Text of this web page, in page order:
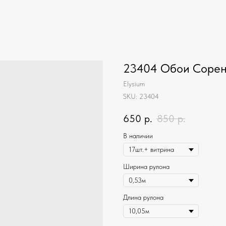
23404 Обои
Elysium
SKU: 23404
650 р. 850 р.
В наличии
Ширина рулона
Длина рулона